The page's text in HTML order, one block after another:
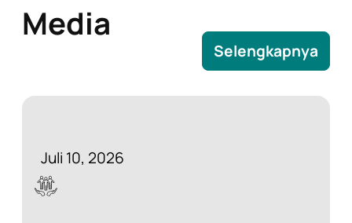
Media
Selengkapnya
Juli 10, 2026